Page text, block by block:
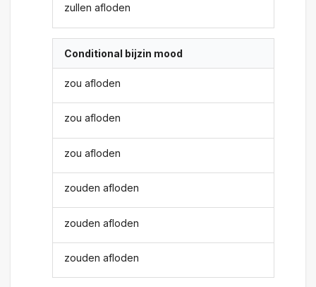
zullen afloden
Conditional bijzin mood
zou afloden
zou afloden
zou afloden
zouden afloden
zouden afloden
zouden afloden